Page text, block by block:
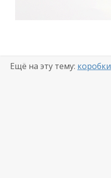
Ещё на эту тему: коробки